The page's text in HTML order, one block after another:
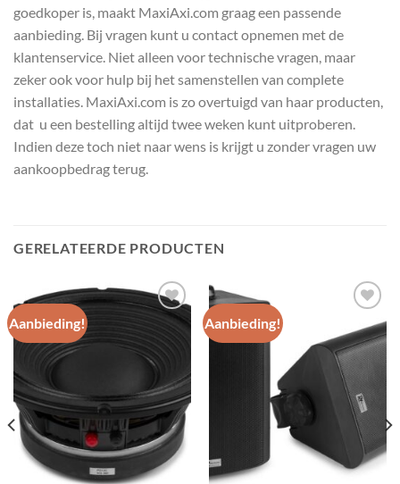
goedkoper is, maakt MaxiAxi.com graag een passende
aanbieding. Bij vragen kunt u contact opnemen met de
klantenservice. Niet alleen voor technische vragen, maar
zeker ook voor hulp bij het samenstellen van complete
installaties. MaxiAxi.com is zo overtuigd van haar producten,
dat u een bestelling altijd twee weken kunt uitproberen.
Indien deze toch niet naar wens is krijgt u zonder vragen uw
aankoopbedrag terug.
GERELATEERDE PRODUCTEN
Aanbieding!
Toevoegen
aan
Aanbieding!
Toevoegen
aan
wenslijst